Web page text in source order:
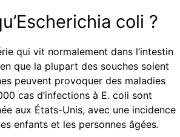
coli ?
qui vit normalement dans l’intestin
que la plupart des souches soient
peuvent provoquer des maladies
cas d’infections à E. coli sont
aux États-Unis, avec une incidence
enfants et les personnes âgées.